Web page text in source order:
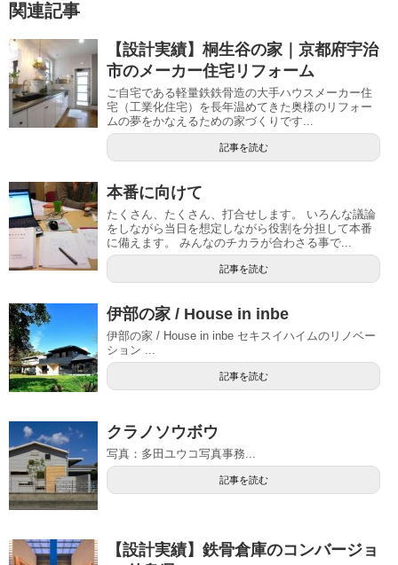
関連記事
【設計実績】桐生谷の家｜京都府宇治
市のメーカー住宅リフォーム
ご自宅である軽量鉄鉄骨造の大手ハウスメーカー住
宅（工業化住宅）を長年温めてきた奥様のリフォー
ムの夢をかなえるための家づくりです...
記事を読む
本番に向けて
たくさん、たくさん、打合せします。 いろんな議論
をしながら当日を想定しながら役割を分担して本番
に備えます。 みんなのチカラが合わさる事で...
記事を読む
伊部の家 / House in inbe
伊部の家 / House in inbe セキスイハイムのリノベー
ション ...
記事を読む
クラノソウボウ
写真：多田ユウコ写真事務...
記事を読む
【設計実績】鉄骨倉庫のコンバージョ